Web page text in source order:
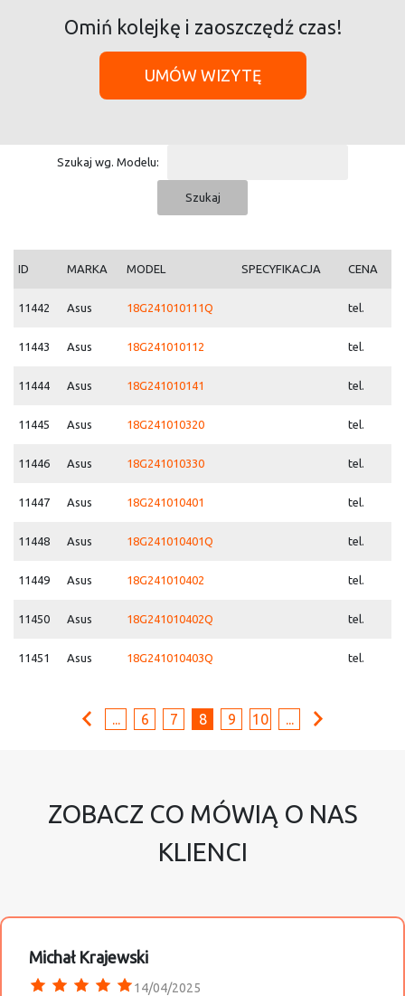
Omiń kolejkę i zaoszczędź czas!
UMÓW WIZYTĘ
Szukaj wg. Modelu:
ID MARKA MODEL SPECYFIKACJA CENA
11442 Asus 18G241010111Q tel.
11443 Asus 18G241010112 tel.
11444 Asus 18G241010141 tel.
11445 Asus 18G241010320 tel.
11446 Asus 18G241010330 tel.
11447 Asus 18G241010401 tel.
11448 Asus 18G241010401Q tel.
11449 Asus 18G241010402 tel.
11450 Asus 18G241010402Q tel.
11451 Asus 18G241010403Q tel.
... 6 7 8 9 10 ...
ZOBACZ CO MÓWIĄ O NAS
KLIENCI
Michał Krajewski
14/04/2025